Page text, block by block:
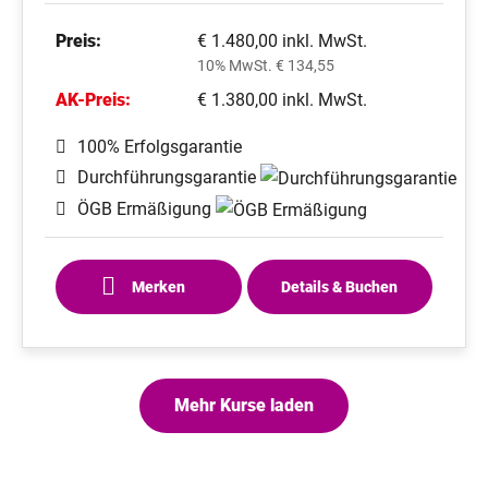
Preis: € 1.480,00 inkl. MwSt.
10% MwSt. € 134,55
AK-Preis: € 1.380,00 inkl. MwSt.
100% Erfolgsgarantie
Durchführungsgarantie
ÖGB Ermäßigung
Merken Details & Buchen
Mehr Kurse laden